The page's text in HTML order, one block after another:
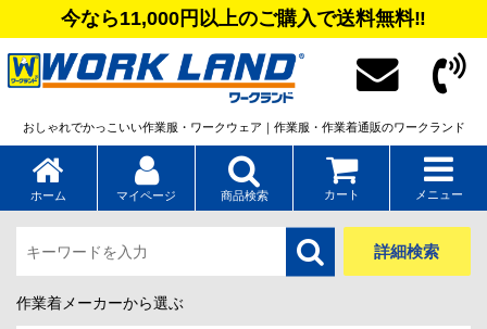
今なら11,000円以上のご購入で送料無料‼
おしゃれでかっこいい作業服・ワークウェア｜作業服・作業着通販のワークランド
ホーム マイページ 商品検索 カート メニュー
詳細検索
作業着メーカーから選ぶ